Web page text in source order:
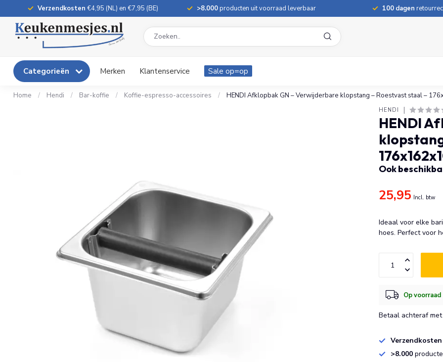
Verzendkosten €4,95 (NL) en €7,95 (BE) >8.000producten uit voorraad leverbaar 100 dagen
Categorieën Merken Klantenservice Sale op=op
Home / Hendi / Bar-koffie / Koffie-espresso-accessoires / HENDI Afklopbak GN – Verwijderbare klopstang – Roestvast staal –
HENDI
HENDI
Ook
25,95 Incl. btw
Ideaal voor elke
hoes. Perfect voor
Op
Betaal achteraf
Verzendkosten
>8.000